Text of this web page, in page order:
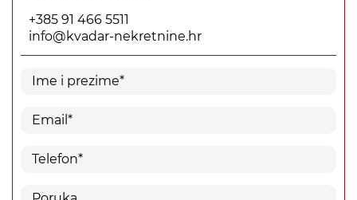
+385 91 466 5511
info@kvadar-nekretnine.hr